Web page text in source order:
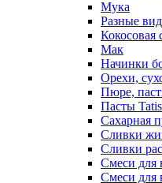
Мука
Разные
Кокосовая
Мак
Начинки
Орехи,
Пюре,
Пасты Tatis
Сахарная
Сливки
Сливки
Смеси для
Смеси для